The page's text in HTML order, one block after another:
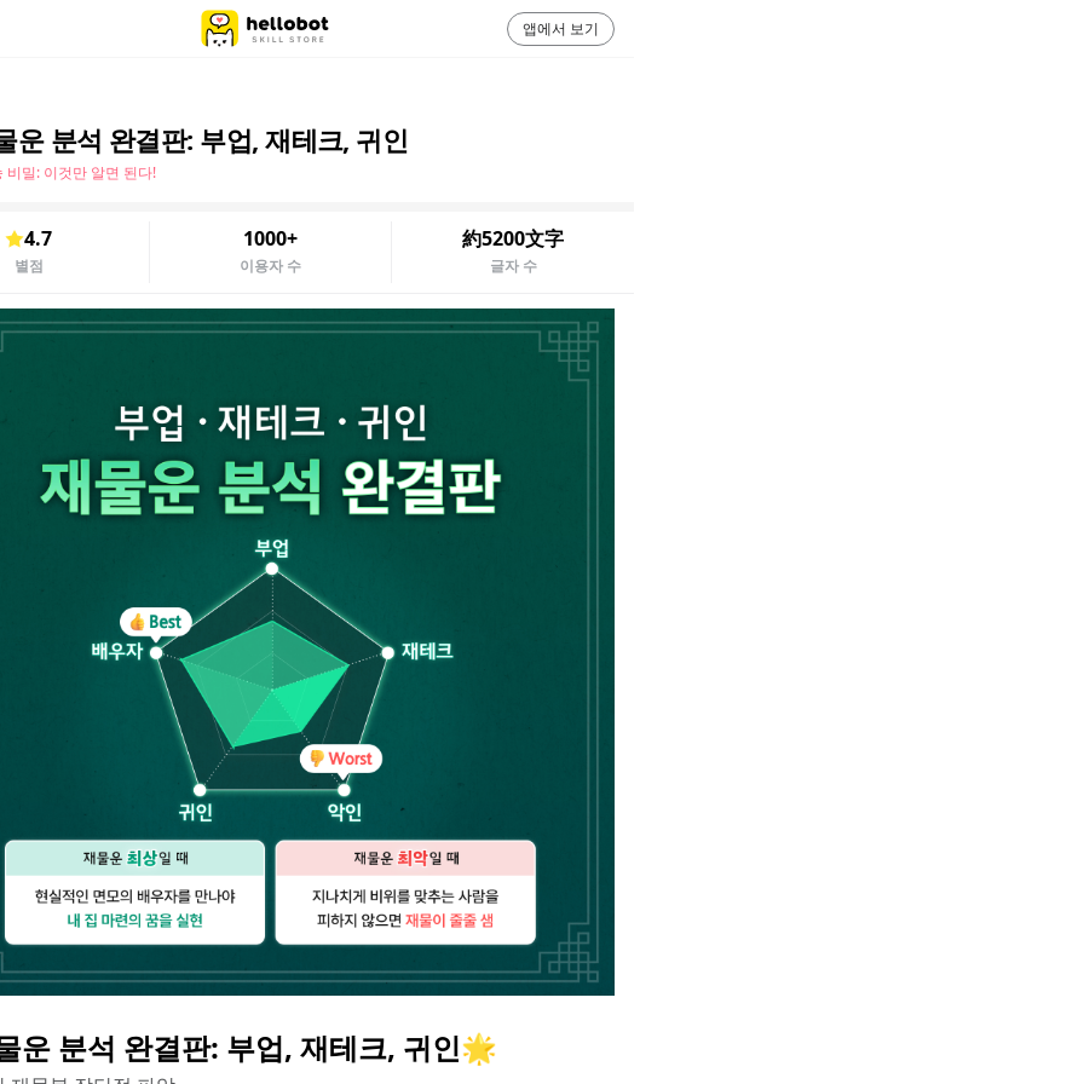
운 분석 완결판: 부업, 재테크, 귀인
비밀: 이것만 알면 된다!
4.7
별점
1000+
이용자 수
約5200文字
글자 수
운 분석 완결판: 부업, 재테크, 귀인🌟
앱에서 보기